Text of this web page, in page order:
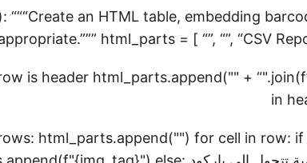
“““Create an HTML table, embedding
html_parts = [ “”, “”, “CSV
is header html_parts.append("" +
in
html_parts.append("